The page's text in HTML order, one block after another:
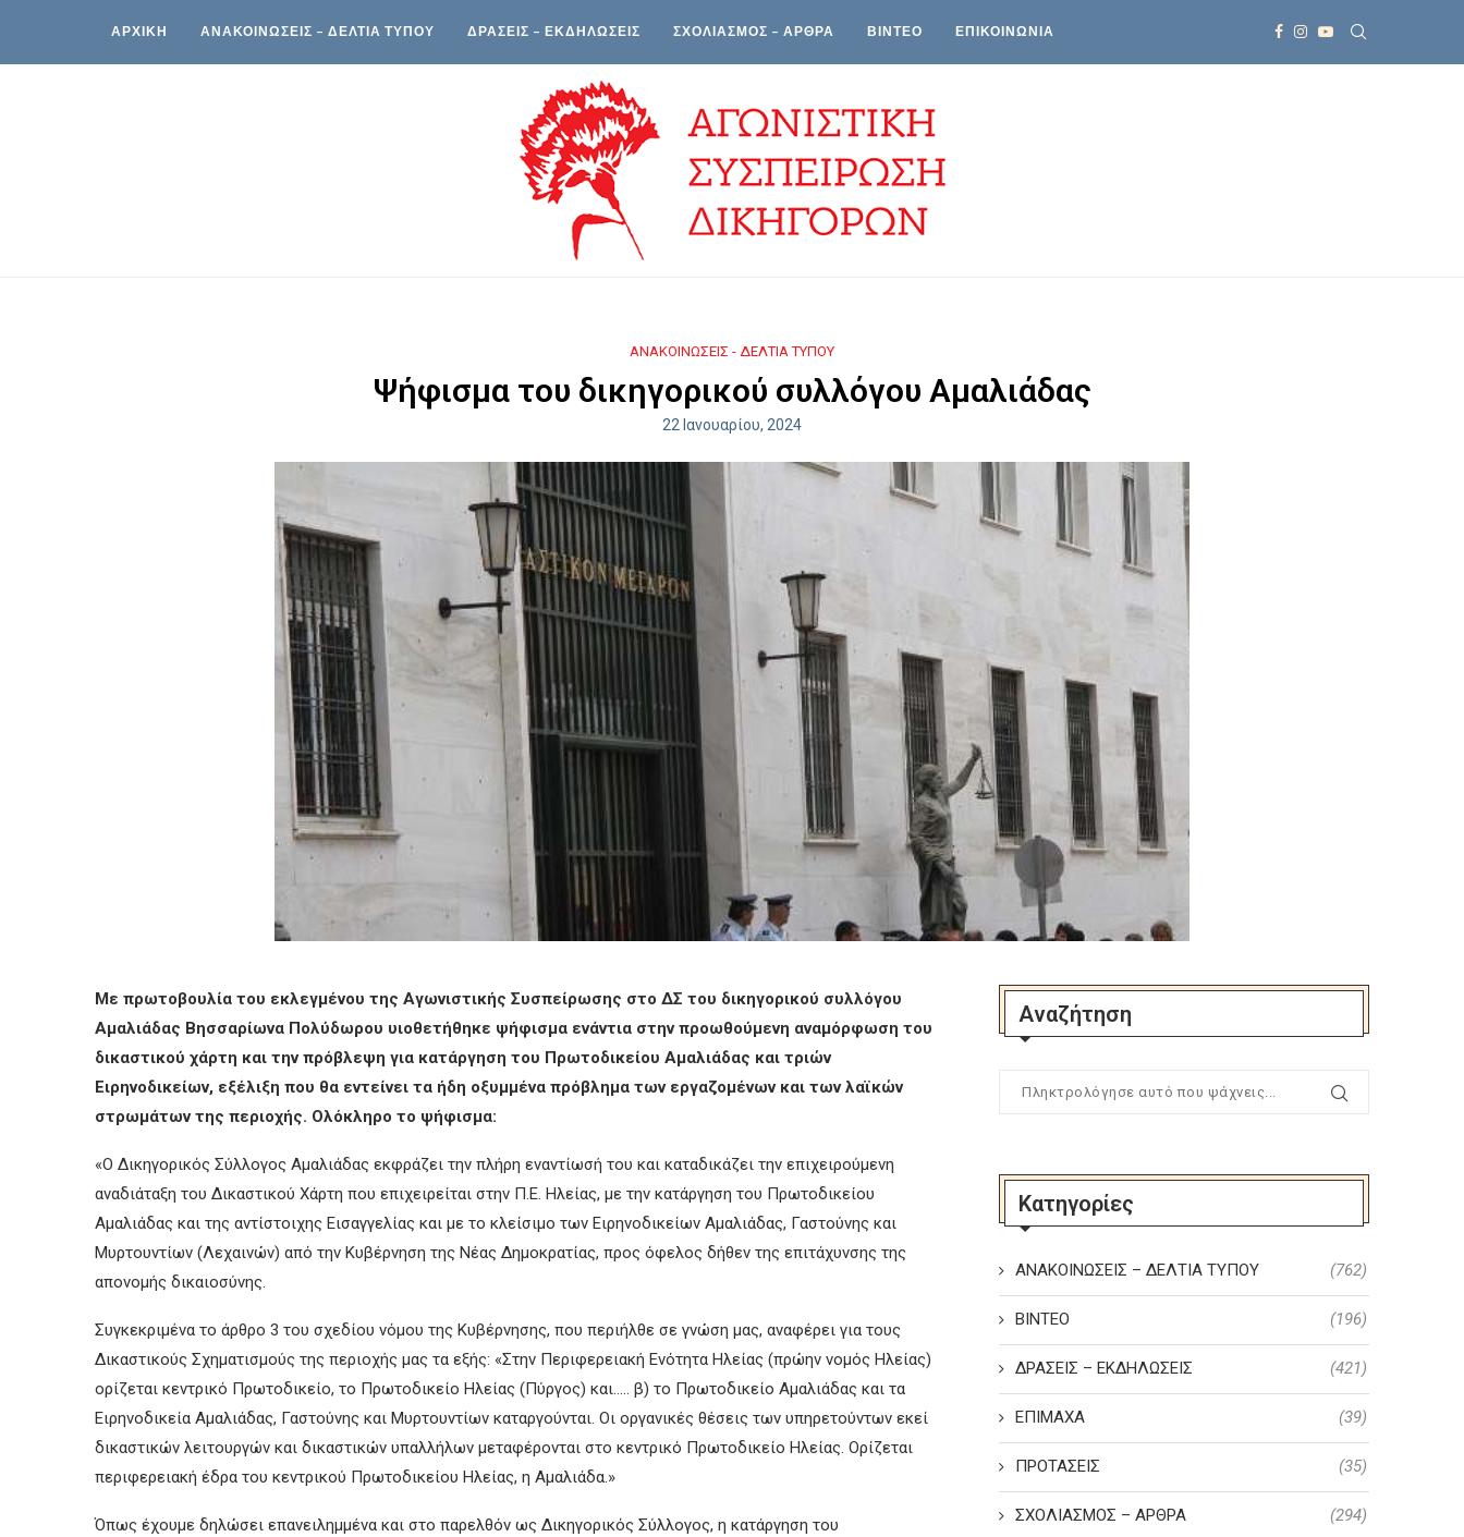
ΑΡΧΙΚΗ ΑΝΑΚΟΙΝΩΣΕΙΣ – ΔΕΛΤΙΑ ΤΥΠΟΥ ΔΡΑΣΕΙΣ – ΕΚΔΗΛΩΣΕΙΣ ΣΧΟΛΙΑΣΜΟΣ – ΑΡΘΡΑ ΒΙΝΤΕΟ ΕΠΙΚΟΙΝΩΝΙΑ
ΑΝΑΚΟΙΝΩΣΕΙΣ - ΔΕΛΤΙΑ ΤΥΠΟΥ
Ψήφισμα του δικηγορικού συλλόγου Αμαλιάδας
22 Ιανουαρίου, 2024
Με πρωτοβουλία του εκλεγμένου της Αγωνιστικής Συσπείρωσης στο ΔΣ του δικηγορικού συλλόγου
Αμαλιάδας Βησσαρίωνα Πολύδωρου υιοθετήθηκε ψήφισμα ενάντια στην προωθούμενη αναμόρφωση του
δικαστικού χάρτη και την πρόβλεψη για κατάργηση του Πρωτοδικείου Αμαλιάδας και τριών
Ειρηνοδικείων, εξέλιξη που θα εντείνει τα ήδη οξυμμένα πρόβλημα των εργαζομένων και των λαϊκών
στρωμάτων της περιοχής. Ολόκληρο το ψήφισμα:
«Ο Δικηγορικός Σύλλογος Αμαλιάδας εκφράζει την πλήρη εναντίωσή του και καταδικάζει την επιχειρούμενη
αναδιάταξη του Δικαστικού Χάρτη που επιχειρείται στην Π.Ε. Ηλείας, με την κατάργηση του Πρωτοδικείου
Αμαλιάδας και της αντίστοιχης Εισαγγελίας και με το κλείσιμο των Ειρηνοδικείων Αμαλιάδας, Γαστούνης και
Μυρτουντίων (Λεχαινών) από την Κυβέρνηση της Νέας Δημοκρατίας, προς όφελος δήθεν της επιτάχυνσης της
απονομής δικαιοσύνης.
Συγκεκριμένα το άρθρο 3 του σχεδίου νόμου της Κυβέρνησης, που περιήλθε σε γνώση μας, αναφέρει για τους
Δικαστικούς Σχηματισμούς της περιοχής μας τα εξής: «Στην Περιφερειακή Ενότητα Ηλείας (πρώην νομός Ηλείας)
ορίζεται κεντρικό Πρωτοδικείο, το Πρωτοδικείο Ηλείας (Πύργος) και….. β) το Πρωτοδικείο Αμαλιάδας και τα
Ειρηνοδικεία Αμαλιάδας, Γαστούνης και Μυρτουντίων καταργούνται. Οι οργανικές θέσεις των υπηρετούντων εκεί
δικαστικών λειτουργών και δικαστικών υπαλλήλων μεταφέρονται στο κεντρικό Πρωτοδικείο Ηλείας. Ορίζεται
περιφερειακή έδρα του κεντρικού Πρωτοδικείου Ηλείας, η Αμαλιάδα.»
Όπως έχουμε δηλώσει επανειλημμένα και στο παρελθόν ως Δικηγορικός Σύλλογος, η κατάργηση του
Αναζήτηση
Κατηγορίες
ΑΝΑΚΟΙΝΩΣΕΙΣ – ΔΕΛΤΙΑ ΤΥΠΟΥ (762)
ΒΙΝΤΕΟ (196)
ΔΡΑΣΕΙΣ – ΕΚΔΗΛΩΣΕΙΣ (421)
ΕΠΙΜΑΧΑ (39)
ΠΡΟΤΑΣΕΙΣ (35)
ΣΧΟΛΙΑΣΜΟΣ – ΑΡΘΡΑ (294)